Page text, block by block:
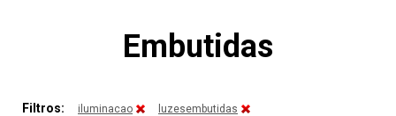
Embutidas
Filtros: iluminacao luzesembutidas